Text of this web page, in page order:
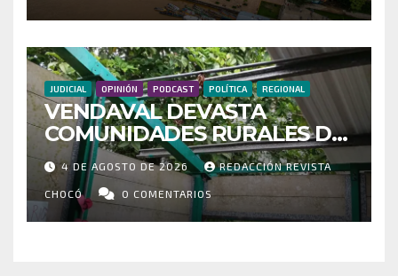
CONECTIVIDAD
JUDICIAL OPINIÓN PODCAST POLÍTICA REGIONAL
VENDAVAL DEVASTA
COMUNIDADES RURALES DE
RIOSUCIO: ESCUELAS,
VIVIENDAS Y CEMENTERIO
ENTRE LOS AFECTADOS
4 DE AGOSTO DE 2026 REDACCIÓN REVISTA
CHOCÓ 0 COMENTARIOS